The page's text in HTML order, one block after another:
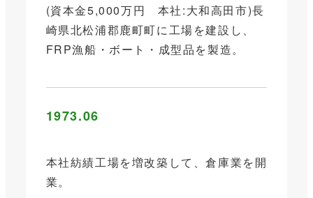
(資本金5,000万円 本社:大和高田市)長
崎県北松浦郡鹿町町に工場を建設し、
FRP漁船・ボート・成型品を製造。
1973.06
本社紡績工場を増改築して、倉庫業を開
業。